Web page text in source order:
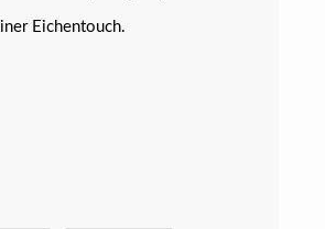
Eichentouch.